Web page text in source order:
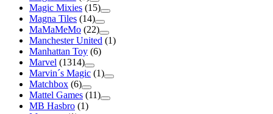
Magic Mixies (15)
Magna Tiles (14)
MaMaMeMo (22)
Manchester United (1)
Manhattan Toy (6)
Marvel (1314)
Marvin´s Magic (1)
Matchbox (6)
Mattel Games (11)
MB Hasbro (1)